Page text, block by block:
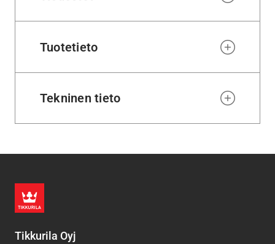
Tuotetieto
Tekninen tieto
Tikkurila Oyj